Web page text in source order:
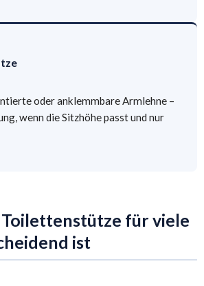
oder anklemmbare Armlehne –
wenn die Sitzhöhe passt und nur
für viele
ist